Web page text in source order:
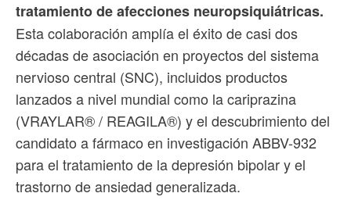
tratamiento de afecciones neuropsiquiátricas.
Esta colaboración amplía el éxito de casi dos
décadas de asociación en proyectos del sistema
nervioso central (SNC), incluidos productos
lanzados a nivel mundial como la cariprazina
(VRAYLAR® / REAGILA®) y el descubrimiento del
candidato a fármaco en investigación ABBV-932
para el tratamiento de la depresión bipolar y el
trastorno de ansiedad generalizada.